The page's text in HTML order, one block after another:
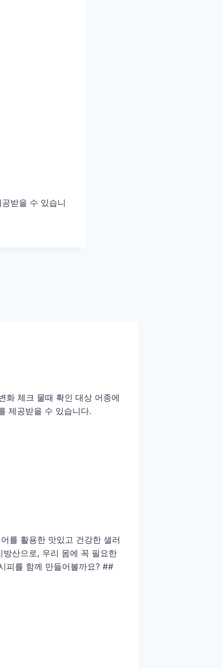
받을 수 있습니
화 체크 물때 확인 대상 어종에
제공받을 수 있습니다.
를 활용한 맛있고 건강한 샐러
산으로, 우리 몸에 꼭 필요한
피를 함께 만들어볼까요? ##